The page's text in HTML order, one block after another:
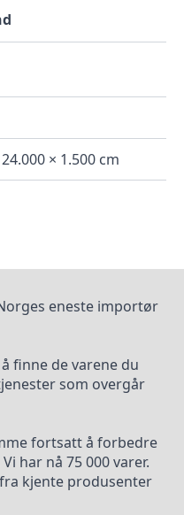
× 1.500 cm
Norges eneste importør
finne de varene du
som overgår
fortsatt å forbedre
har nå 75 000 varer.
kjente produsenter